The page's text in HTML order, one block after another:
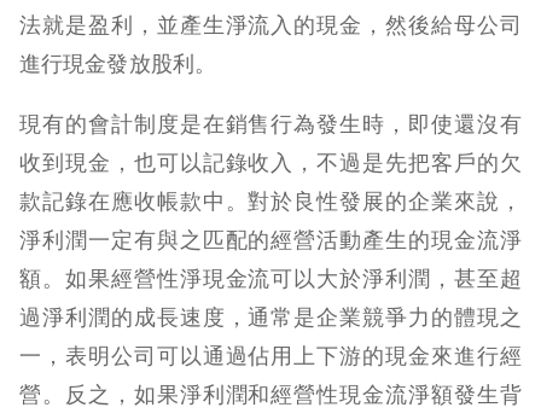
法就是盈利，並產生淨流入的現金，然後給母公司
進行現金發放股利。
現有的會計制度是在銷售行為發生時，即使還沒有
收到現金，也可以記錄收入，不過是先把客戶的欠
款記錄在應收帳款中。對於良性發展的企業來說，
淨利潤一定有與之匹配的經營活動產生的現金流淨
額。如果經營性淨現金流可以大於淨利潤，甚至超
過淨利潤的成長速度，通常是企業競爭力的體現之
一，表明公司可以通過佔用上下游的現金來進行經
營。反之，如果淨利潤和經營性現金流淨額發生背